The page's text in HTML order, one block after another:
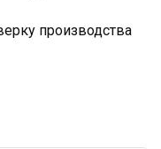
производства